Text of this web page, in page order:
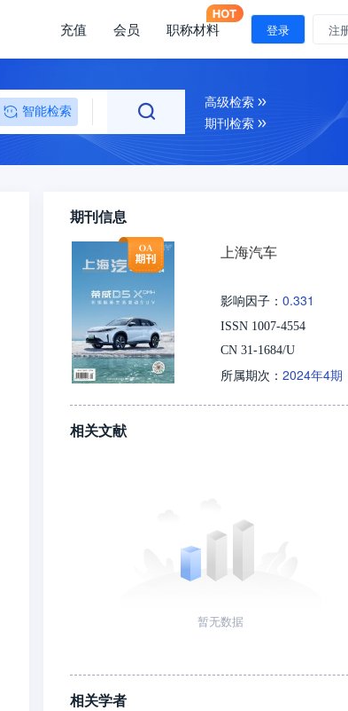
充值 会员 职称材料 登录 注
智能检索
高级检索
期刊检索
期刊信息
上海汽车
影响因子： 0.331
ISSN 1007-4554
CN 31-1684/U
所属期次： 2024年4期
相关文献
暂无数据
相关学者